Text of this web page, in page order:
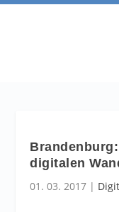
digitalen
01. 03. 2017 |